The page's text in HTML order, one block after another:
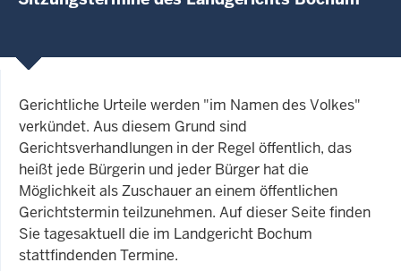
Gerichtliche Urteile werden "im Namen des Volkes"
verkündet. Aus diesem Grund sind
Gerichtsverhandlungen in der Regel öffentlich, das
heißt jede Bürgerin und jeder Bürger hat die
Möglichkeit als Zuschauer an einem öffentlichen
Gerichtstermin teilzunehmen. Auf dieser Seite finden
Sie tagesaktuell die im Landgericht Bochum
stattfindenden Termine.